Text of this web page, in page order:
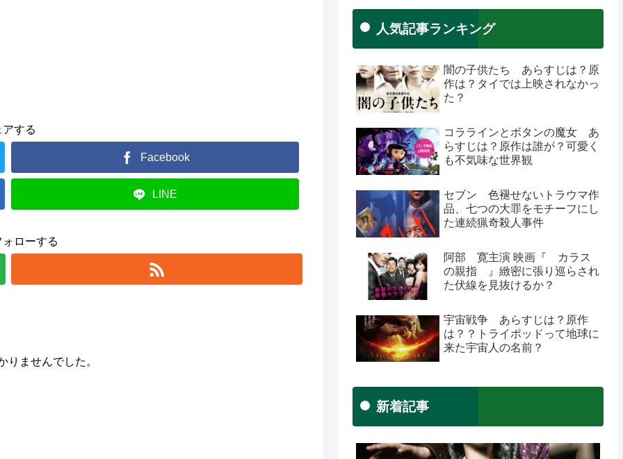
する
Facebook
LINE
ローする
りませんでした。
人気記事ランキング
闇の子供たち あらすじは？原
作は？タイでは上映されなかっ
た？
コララインとボタンの魔女 あ
らすじは？原作は誰が？可愛く
も不気味な世界観
セブン 色褪せないトラウマ作
品、七つの大罪をモチーフにし
た連続猟奇殺人事件
阿部 寛主演 映画『 カラス
の親指 』緻密に張り巡らされ
た伏線を見抜けるか？
宇宙戦争 あらすじは？原作
は？？トライポッドって地球に
来た宇宙人の名前？
新着記事